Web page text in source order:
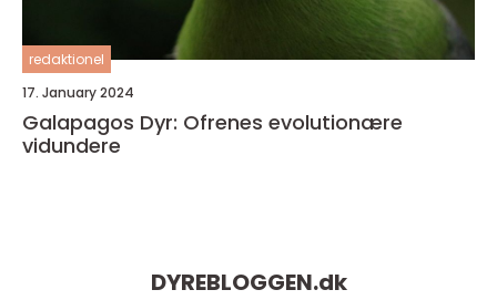
redaktionel
17. January 2024
Galapagos Dyr: Ofrenes evolutionære
vidundere
DYREBLOGGEN.dk